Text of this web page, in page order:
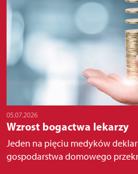
05.07.2026
Wzrost bogactwa lekarzy
Jeden na pięciu medyków
gospodarstwa domowego